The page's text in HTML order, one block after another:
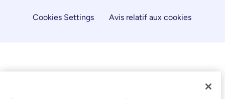
Cookies Settings Avis relatif aux cookies